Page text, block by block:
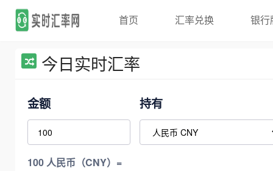
首页 汇率兑换 银行
今日实时汇率
金额 持有
100 人民币（CNY）=